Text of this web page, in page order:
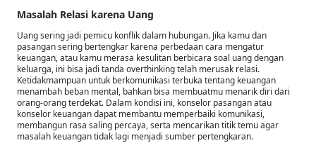
Masalah Relasi karena Uang
Uang sering jadi pemicu konflik dalam hubungan. Jika kamu dan
pasangan sering bertengkar karena perbedaan cara mengatur
keuangan, atau kamu merasa kesulitan berbicara soal uang dengan
keluarga, ini bisa jadi tanda overthinking telah merusak relasi.
Ketidakmampuan untuk berkomunikasi terbuka tentang keuangan
menambah beban mental, bahkan bisa membuatmu menarik diri dari
orang-orang terdekat. Dalam kondisi ini, konselor pasangan atau
konselor keuangan dapat membantu memperbaiki komunikasi,
membangun rasa saling percaya, serta mencarikan titik temu agar
masalah keuangan tidak lagi menjadi sumber pertengkaran.